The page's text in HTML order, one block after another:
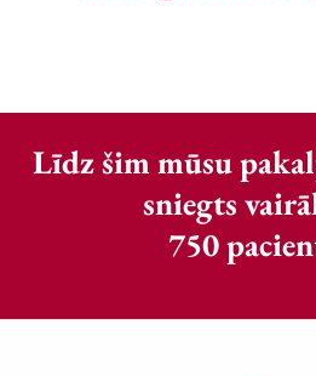
Līdz šim mūsu
sniegts
750